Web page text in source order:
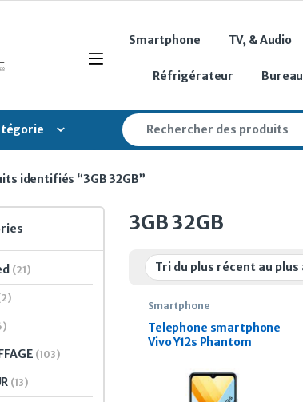
Open
Smartphone TV, & Audio
Réfrigérateur Bureau
Search for:
identifiés “3GB 32GB”
3GB 32GB
Smartphone
Telephone smartphone
Vivo Y12s Phantom
(21)
(103)
(13)